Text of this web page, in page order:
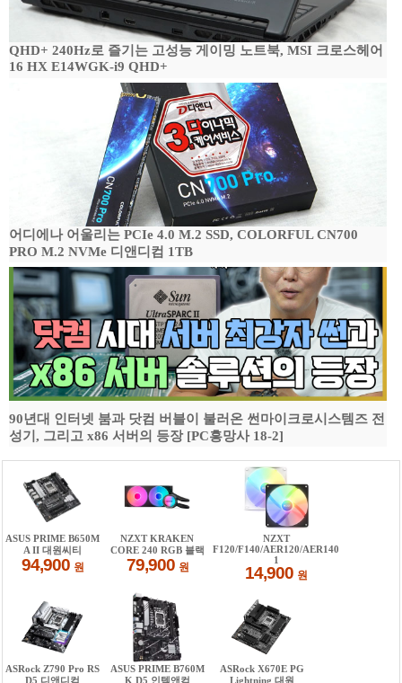
QHD+ 240Hz로 즐기는 고성능 게이밍 노트북, MSI 크로스헤어
16 HX E14WGK-i9 QHD+
어디에나 어울리는 PCIe 4.0 M.2 SSD, COLORFUL CN700
PRO M.2 NVMe 디앤디컴 1TB
90년대 인터넷 붐과 닷컴 버블이 불러온 썬마이크로시스템즈 전
성기, 그리고 x86 서버의 등장 [PC흥망사 18-2]